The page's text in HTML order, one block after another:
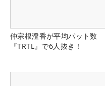
仲宗根澄香が平均パット数
『TRTL』で6人抜き！